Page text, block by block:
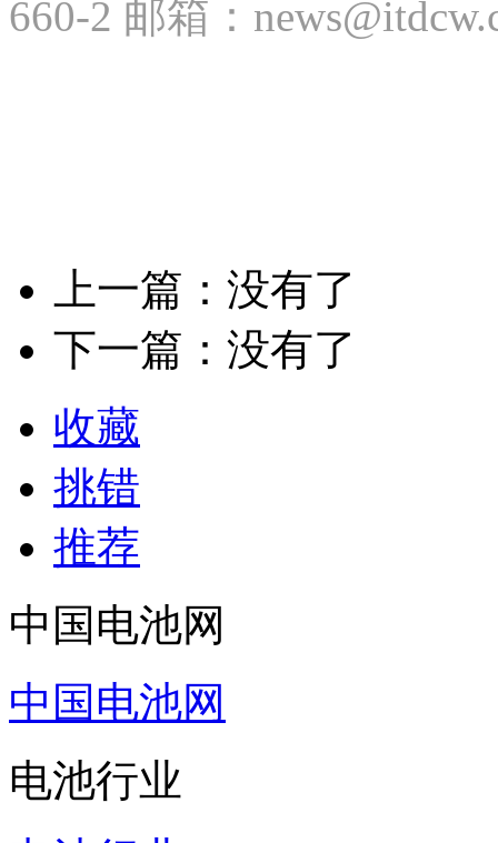
在一周内进行，以便我
上一篇：没有了
下一篇：没有了
收藏
挑错
推荐
中国电池网
中国电池网